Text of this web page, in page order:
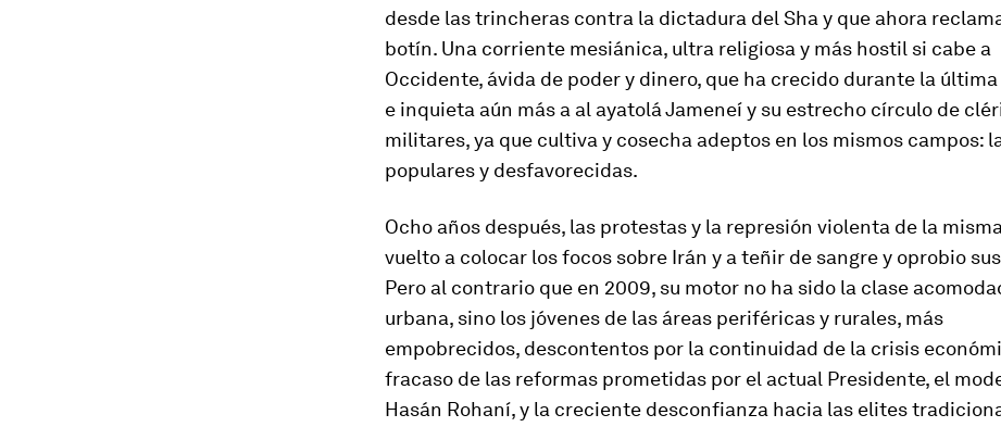
desde las trincheras contra la dictadura del Sha y que ahora
botín. Una corriente mesiánica, ultra religiosa y más hostil si cabe a
Occidente, ávida de poder y dinero, que ha crecido durante la
e inquieta aún más a al ayatolá Jameneí y su estrecho círculo de
militares, ya que cultiva y cosecha adeptos en los mismos campos:
populares y desfavorecidas.
Ocho años después, las protestas y la represión violenta de la
vuelto a colocar los focos sobre Irán y a teñir de sangre y oprobio
Pero al contrario que en 2009, su motor no ha sido la clase
urbana, sino los jóvenes de las áreas periféricas y rurales, más
empobrecidos, descontentos por la continuidad de la crisis
fracaso de las reformas prometidas por el actual Presidente, el
Hasán Rohaní, y la creciente desconfianza hacia las elites